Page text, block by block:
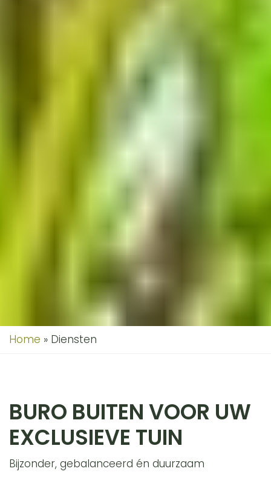
Home » Diensten
BURO BUITEN VOOR UW
EXCLUSIEVE TUIN
Bijzonder, gebalanceerd én duurzaam